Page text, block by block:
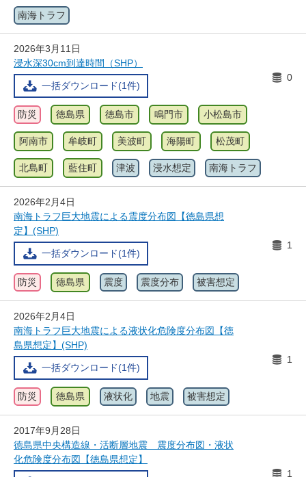
南海トラフ
2026年3月11日
浸水深30cm到達時間（SHP）
一括ダウンロード(1件)
0
防災 徳島県 徳島市 鳴門市 小松島市
阿南市 牟岐町 美波町 海陽町 松茂町
北島町 藍住町 津波 浸水想定 南海トラフ
2026年2月4日
南海トラフ巨大地震による震度分布図【徳島県想
定】(SHP)
一括ダウンロード(1件)
1
防災 徳島県 震度 震度分布 被害想定
2026年2月4日
南海トラフ巨大地震による液状化危険度分布図【徳
島県想定】(SHP)
一括ダウンロード(1件)
1
防災 徳島県 液状化 地震 被害想定
2017年9月28日
徳島県中央構造線・活断層地震 震度分布図・液状
化危険度分布図【徳島県想定】
1